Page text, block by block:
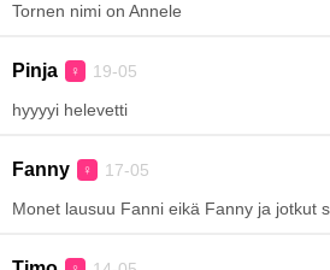
Tornen nimi on Annele
Pinja ♀ 19-05
hyyyyi helevetti
Fanny ♀ 17-05
Monet lausuu Fanni eikä Fanny ja jotkut